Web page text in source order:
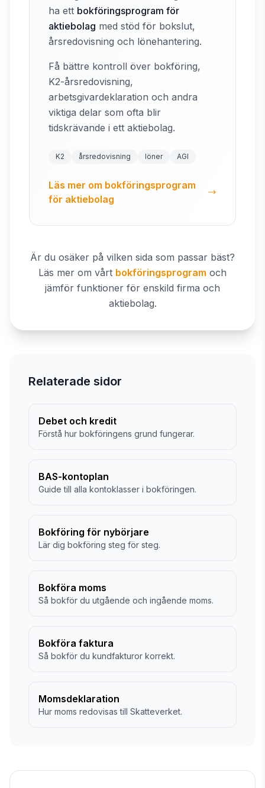
ha ett bokföringsprogram för
aktiebolag med stöd för bokslut,
årsredovisning och lönehantering.
Få bättre kontroll över bokföring,
K2-årsredovisning,
arbetsgivardeklaration och andra
viktiga delar som ofta blir
tidskrävande i ett aktiebolag.
K2 årsredovisning löner AGI
Läs mer om bokföringsprogram
för aktiebolag
Är du osäker på vilken sida som passar bäst?
Läs mer om vårt bokföringsprogram och
jämför funktioner för enskild firma och
aktiebolag.
Relaterade sidor
Debet och kredit
Förstå hur bokföringens grund fungerar.
BAS-kontoplan
Guide till alla kontoklasser i bokföringen.
Bokföring för nybörjare
Lär dig bokföring steg för steg.
Bokföra moms
Så bokför du utgående och ingående moms.
Bokföra faktura
Så bokför du kundfakturor korrekt.
Momsdeklaration
Hur moms redovisas till Skatteverket.